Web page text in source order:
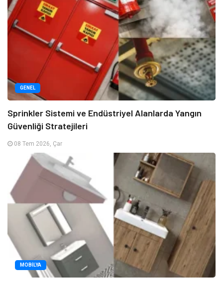
GENEL
Sprinkler Sistemi ve Endüstriyel Alanlarda Yangın
Güvenliği Stratejileri
08 Tem 2026, Çar
MOBILYA